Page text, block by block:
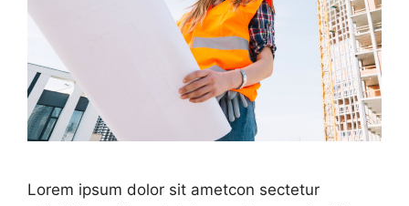
Lorem ipsum dolor sit ametcon sectetur